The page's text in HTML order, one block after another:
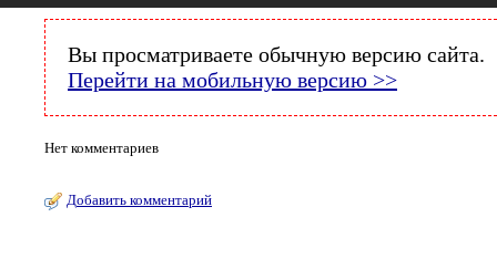
Вы просматриваете обычную версию сайта.
Перейти на мобильную версию >>
Нет комментариев
Добавить комментарий